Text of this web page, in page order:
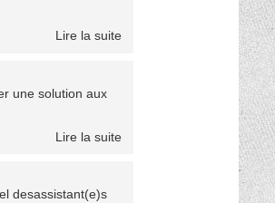
Lire la suite
une solution aux
Lire la suite
desassistant(e)s